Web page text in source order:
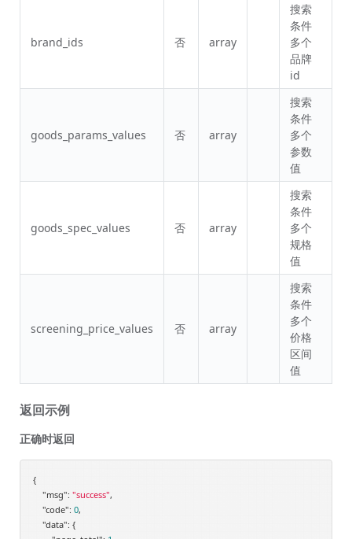
brand_ids 否 array
搜索
条件
多个
品牌
id
goods_params_values 否 array
搜索
条件
多个
参数
值
goods_spec_values 否 array
搜索
条件
多个
规格
值
screening_price_values 否 array
搜索
条件
多个
价格
区间
值
返回示例
正确时返回
{
"msg": "success",
"code": 0,
"data": {